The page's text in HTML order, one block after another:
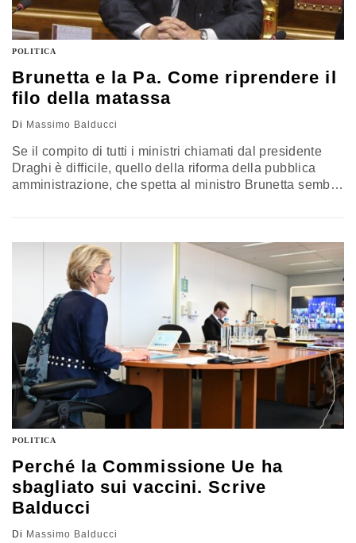
POLITICA
Brunetta e la Pa. Come riprendere il
filo della matassa
Di Massimo Balducci
Se il compito di tutti i ministri chiamati dal presidente
Draghi è difficile, quello della riforma della pubblica
amministrazione, che spetta al ministro Brunetta sembra
tra i suoi assi principali l’adeguamento della pubblica
amministrazione
POLITICA
Perché la Commissione Ue ha
sbagliato sui vaccini. Scrive
Balducci
Di Massimo Balducci